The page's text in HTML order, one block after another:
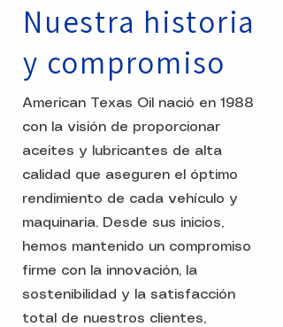
Nuestra historia
y compromiso
American Texas Oil nació en 1988
con la visión de proporcionar
aceites y lubricantes de alta
calidad que aseguren el óptimo
rendimiento de cada vehículo y
maquinaria. Desde sus inicios,
hemos mantenido un compromiso
firme con la innovación, la
sostenibilidad y la satisfacción
total de nuestros clientes,